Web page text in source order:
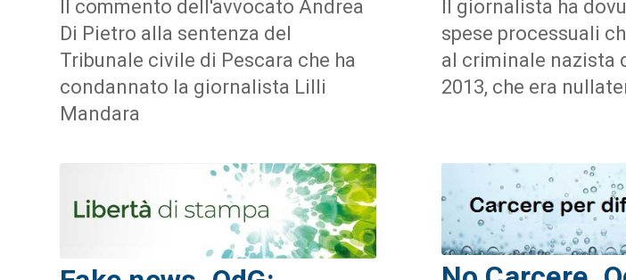
Il commento dell'avvocato Andrea
Di Pietro alla sentenza del
Tribunale civile di Pescara che ha
condannato la giornalista Lilli
Mandara
Il giornalista ha
spese processuali
al criminale nazista
2013, che era